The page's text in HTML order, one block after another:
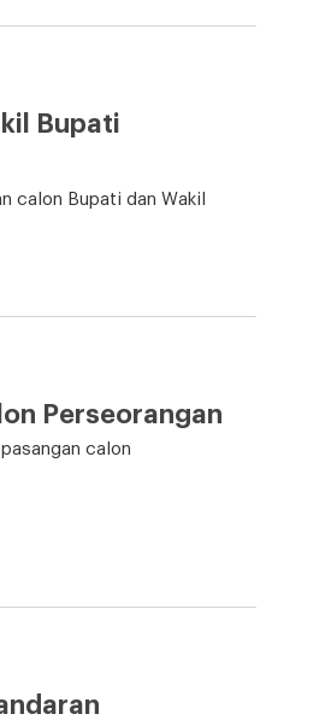
Bupati
calon Bupati dan Wakil
Perseorangan
calon